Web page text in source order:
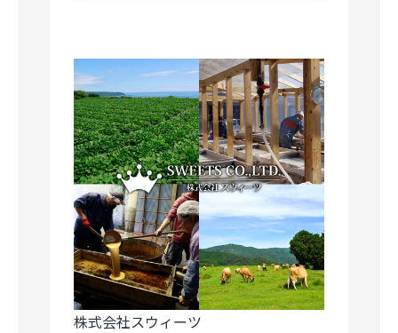
株式会社スウィーツ